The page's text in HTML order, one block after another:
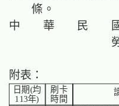
條。
中 華 民
勞動法
附表：
日期(均
113年)
刷卡
時間